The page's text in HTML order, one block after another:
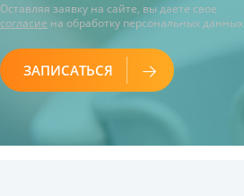
Оставляя заявку на сайте, вы даете свое
согласие на обработку персональных данных
ЗАПИСАТЬСЯ